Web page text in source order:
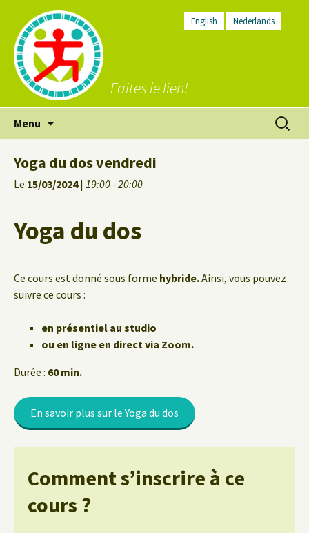
English Nederlands
Faites le lien!
Menu
Yoga du dos vendredi
Le 15/03/2024| 19:00 - 20:00
Yoga du dos
Ce cours est donné sous forme hybride.Ainsi, vous pouvez
suivre ce cours :
en présentiel au studio
ou en ligne en direct via Zoom.
Durée : 60 min.
En savoir plus sur le Yoga du dos
Comment s’inscrire à ce
cours ?